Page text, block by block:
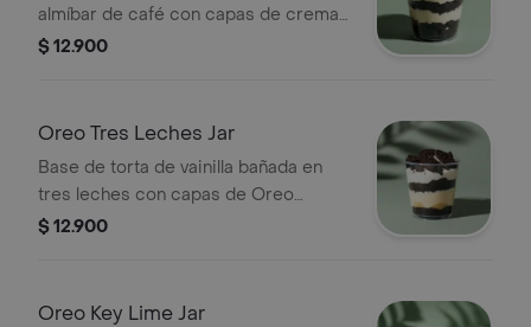
almíbar de café con capas de crema
de tiramisú y Oreo triturada.
$ 12.900
Oreo Tres Leches Jar
Base de torta de vainilla bañada en
tres leches con capas de Oreo
triturada.
$ 12.900
Oreo Key Lime Jar